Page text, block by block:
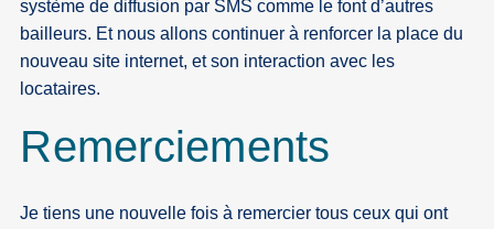
système de diffusion par SMS comme le font d’autres
bailleurs. Et nous allons continuer à renforcer la place du
nouveau site internet, et son interaction avec les
locataires.
Remerciements
Je tiens une nouvelle fois à remercier tous ceux qui ont